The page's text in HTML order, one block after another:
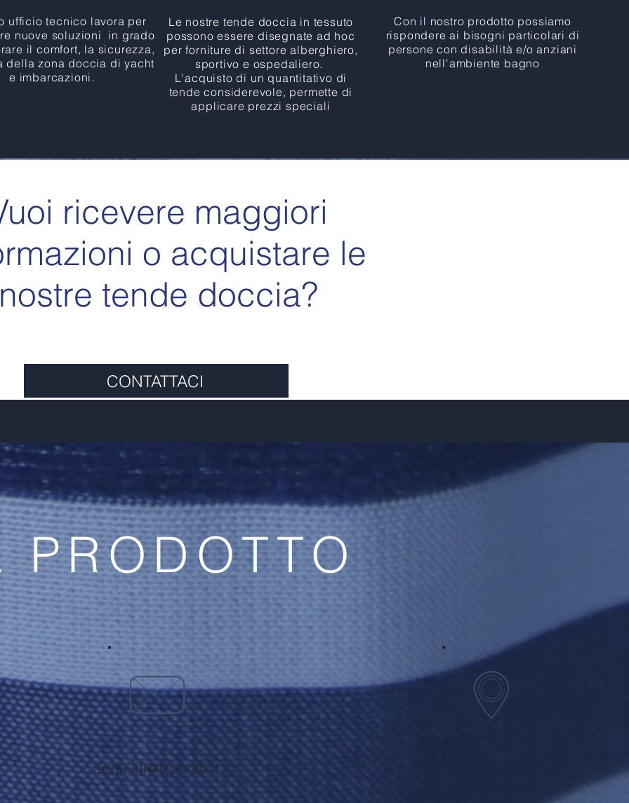
ufficio tecnico lavora per
nuove soluzioni in grado
il comfort, la sicurezza,
della zona doccia di yacht
e imbarcazioni.
Le nostre tende doccia in tessuto
possono essere disegnate ad hoc
per forniture di settore alberghiero,
sportivo e ospedaliero.
L'acquisto di un quantitativo di
tende considerevole, permette di
applicare prezzi speciali
Con il nostro prodotto possiamo
rispondere ai bisogni particolari di
persone con disabilità e/o anziani
nell'ambiente bagno
ricevere maggiori
o acquistare le
tende doccia?
CONTATTACI
PRODOTTO
acquisti@lzanotti.it